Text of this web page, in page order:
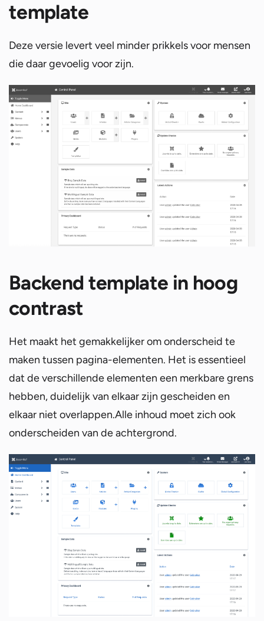
template
Deze versie levert veel minder prikkels voor mensen
die daar gevoelig voor zijn.
Backend template in hoog
contrast
Het maakt het gemakkelijker om onderscheid te
maken tussen pagina-elementen. Het is essentieel
dat de verschillende elementen een merkbare grens
hebben, duidelijk van elkaar zijn gescheiden en
elkaar niet overlappen.Alle inhoud moet zich ook
onderscheiden van de achtergrond.